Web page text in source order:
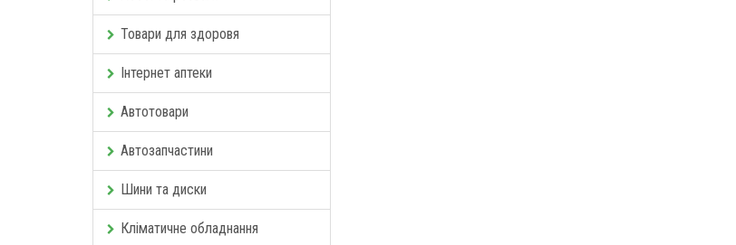
Товари для здоровя
Інтернет аптеки
Автотовари
Автозапчастини
Шини та диски
Кліматичне обладнання